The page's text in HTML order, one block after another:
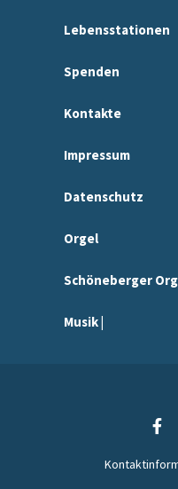
Lebensstationen
Spenden
Kontakte
Impressum
Datenschutz
Orgel
Schöneberger
Musik |